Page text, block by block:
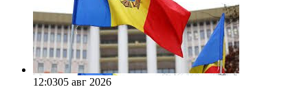
12:0305 авг 2026